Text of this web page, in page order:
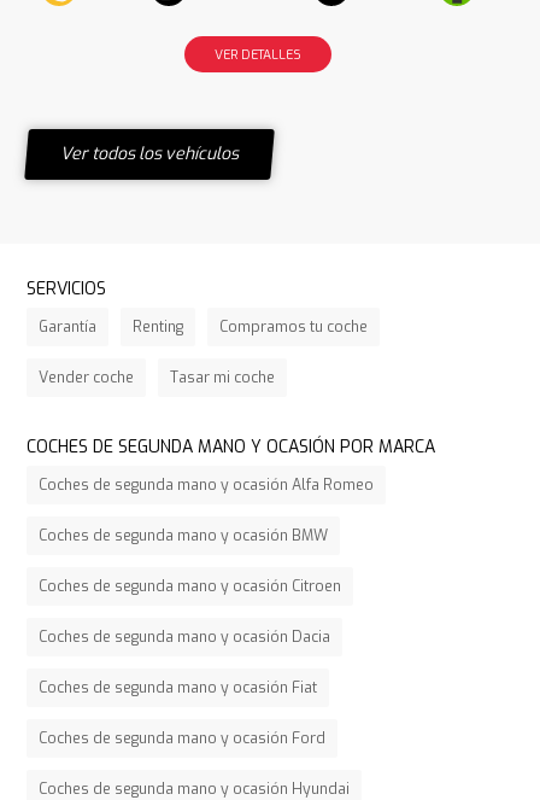
VER DETALLES
Ver todos los vehículos
SERVICIOS
Garantía Renting Compramos tu coche
Vender coche Tasar mi coche
COCHES DE SEGUNDA MANO Y OCASIÓN POR MARCA
Coches de segunda mano y ocasión Alfa Romeo
Coches de segunda mano y ocasión BMW
Coches de segunda mano y ocasión Citroen
Coches de segunda mano y ocasión Dacia
Coches de segunda mano y ocasión Fiat
Coches de segunda mano y ocasión Ford
Coches de segunda mano y ocasión Hyundai